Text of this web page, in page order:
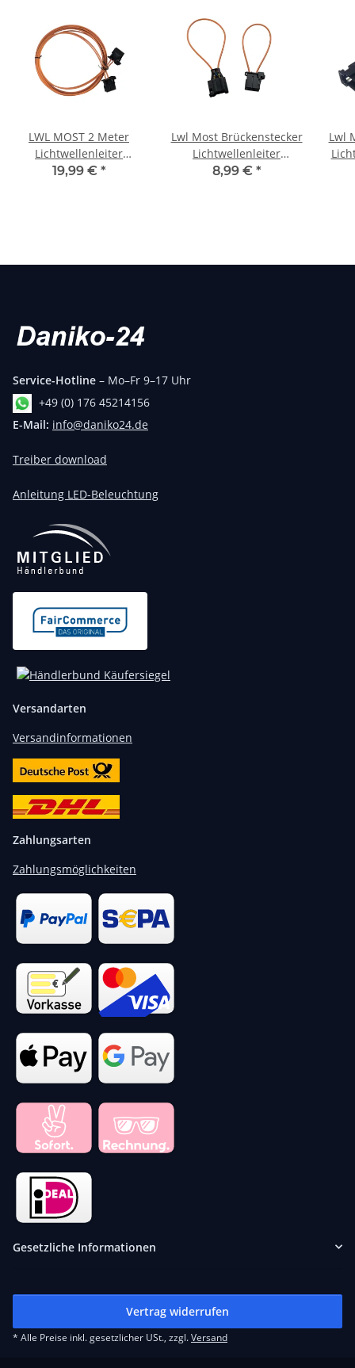
LWL MOST 2 Meter
Lichtwellenleiter
Verlängerungskabel für
19,99 € *
Lwl Most Brückenstecker
Lichtwellenleiter
männlich weiblich für
8,99 € *
Lwl
Service-Hotline – Mo–Fr 9–17 Uhr
+49 (0) 176 45214156
E-Mail: info@daniko24.de
Treiber download
Anleitung LED-Beleuchtung
Versandarten
Versandinformationen
Zahlungsarten
Zahlungsmöglichkeiten
Gesetzliche Informationen
Vertrag widerrufen
* Alle Preise inkl. gesetzlicher USt., zzgl.Versand